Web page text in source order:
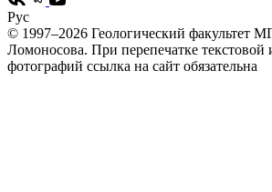
Рус
© 1997–2026 Геологический факультет
Ломоносова. При перепечатке
фотографий ссылка на сайт обязательна